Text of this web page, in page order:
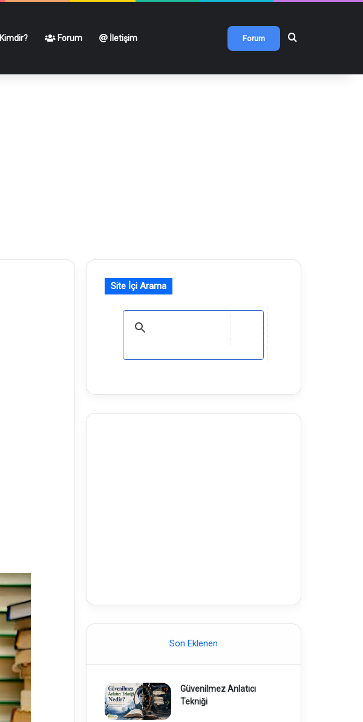
Kimdir? Forum İletişim Forum Arama yap ...
Site İçi Arama
Son Eklenen
Güvenilmez Anlatıcı
Tekniği